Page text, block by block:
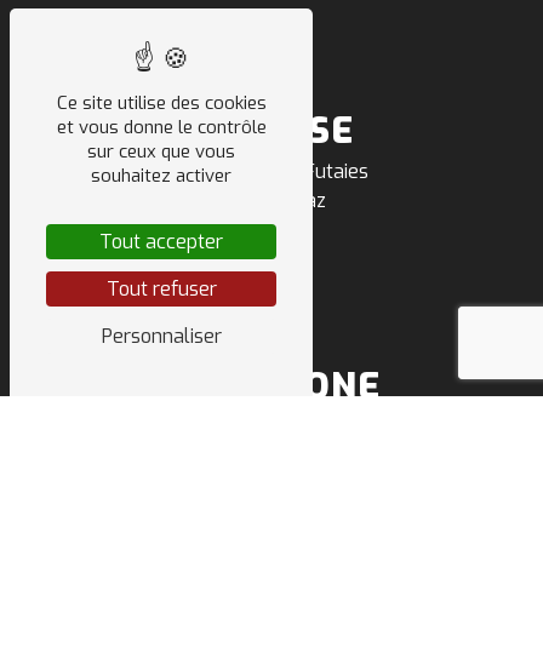
ADRESSE
500 route des Futaies
74303 Villaz
TÉLÉPHONE
Ce site utilise des cookies
et vous donne le contrôle
sur ceux que vous
souhaitez activer
Tout accepter
Tout refuser
Personnaliser